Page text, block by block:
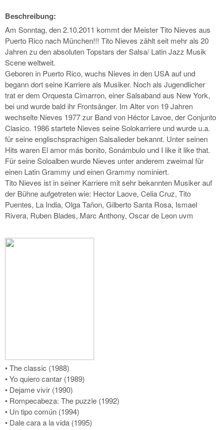
Beschreibung:
Am Sonntag, den 2.10.2011 kommt der Meister Tito Nieves aus
Puerto Rico nach München!!! Tito Nieves zählt seit mehr als 20
Jahren zu den absoluten Topstars der Salsa/ Latin Jazz Musik
Scene weltweit.
Geboren in Puerto Rico, wuchs Nieves in den USA auf und
begann dort seine Karriere als Musiker. Noch als Jugendlicher
trat er dem Orquesta Cimarron, einer Salsaband aus New York,
bei und wurde bald ihr Frontsänger. Im Alter von 19Jahren
wechselte Nieves 1977 zur Band von Héctor Lavoe, der Conjunto
Clasico. 1986 startete Nieves seine Solokarriere und wurde u.a.
für seine englischsprachigen Salsalieder bekannt. Unter seinen
Hits waren El amor más bonito, Sonámbulo und I like it like that.
Für seine Soloalben wurde Nieves unter anderem zweimal für
einen Latin Grammy und einen Grammy nominiert.
Tito Nieves ist in seiner Karriere mit sehr bekannten Musiker auf
der Bühne aufgetreten wie: Hector Laove, Celia Cruz, Tito
Puentes, La India, Olga Taňon, Gilberto Santa Rosa, Ismael
Rivera, Ruben Blades, Marc Anthony, Oscar de Leon uvm
• The classic (1988)
• Yo quiero cantar (1989)
• Dejame vivir (1990)
• Rompecabeza: The puzzle (1992)
• Un tipo común (1994)
• Dale cara a la vida (1995)